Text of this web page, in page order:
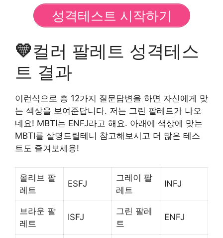
성격테스트 시작하기
💛컬러 팔레트 성격테스
트 결과
이런식으로 총 12가지 질문답변을 하면 자신에게 맞
는 색상을 보여준답니다. 저는 그린 팔레트가 나오
네요! MBTI는 ENFJ라고 해요. 아래에 색상에 맞는
MBTI를 살명드릴테니 참고해보시고 더 많은 테스
트도 즐겨보세용!
올리브 팔
레트
ESFJ
그레이 팔
레트
INFJ
브라운 팔
레트
ISFJ
그린 팔레
트
ENFJ